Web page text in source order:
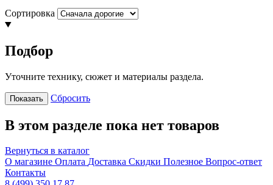
Сортировка
Подбор
Уточните технику, сюжет и материалы раздела.
Показать Сбросить
В этом разделе пока нет товаров
Вернуться в каталог
О магазине Оплата Доставка Скидки Полезное Вопрос-ответ
Контакты